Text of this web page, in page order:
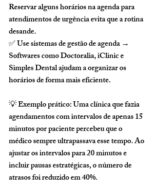
Reservar alguns horários na agenda para
atendimentos de urgência evita que a rotina
desande.
✅ Use sistemas de gestão de agenda →
Softwares como Doctoralia, iClinic e
Simples Dental ajudam a organizar os
horários de forma mais eficiente.
💡 Exemplo prático: Uma clínica que fazia
agendamentos com intervalos de apenas 15
minutos por paciente percebeu que o
médico sempre ultrapassava esse tempo. Ao
ajustar os intervalos para 20 minutos e
incluir pausas estratégicas, o número de
atrasos foi reduzido em 40%.